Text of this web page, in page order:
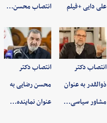
علی دایی +فیلم
انتصاب محسن…
انتصاب دکتر
ذوالقدر به عنوان
مشاور سیاسی…
انتصاب دکتر
محسن رضایی به
عنوان نماینده…